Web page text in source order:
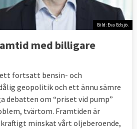
Bild: Eva Edsjö.
med billigare
fortsatt bensin- och
geopolitik och ett ännu sämre
debatten om “priset vid pump”
tvärtom. Framtiden är
minskat vårt oljeberoende,